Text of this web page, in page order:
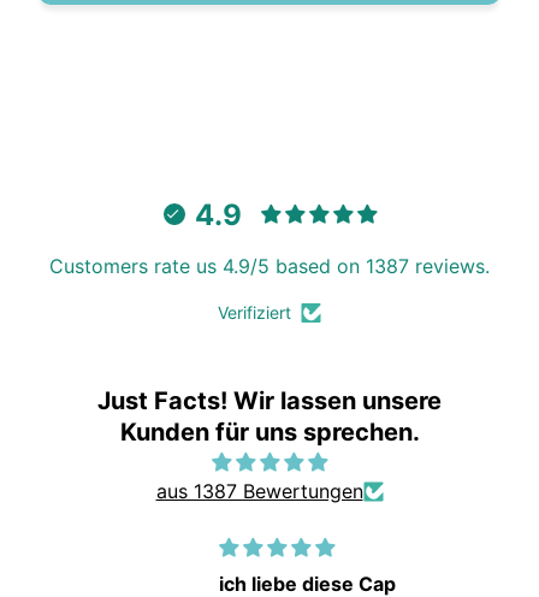
4.9
Customers rate us 4.9/5 based on 1387 reviews.
Verifiziert
Just Facts! Wir lassen unsere
Kunden für uns sprechen.
aus 1387 Bewertungen
ich liebe diese Cap